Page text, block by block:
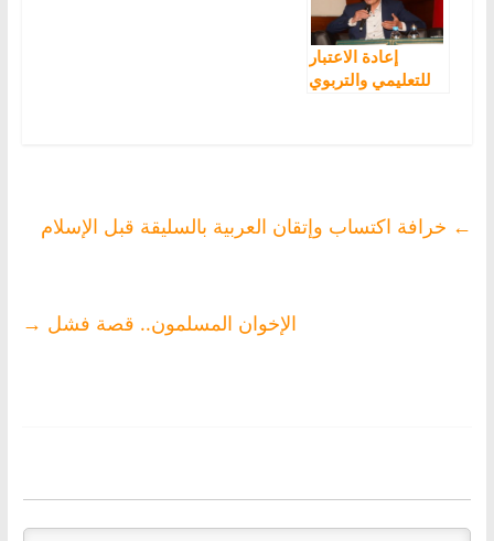
إعادة الاعتبار
للتعليمي والتربوي
← خرافة اكتساب وإتقان العربية بالسليقة قبل الإسلام
الإخوان المسلمون.. قصة فشل →